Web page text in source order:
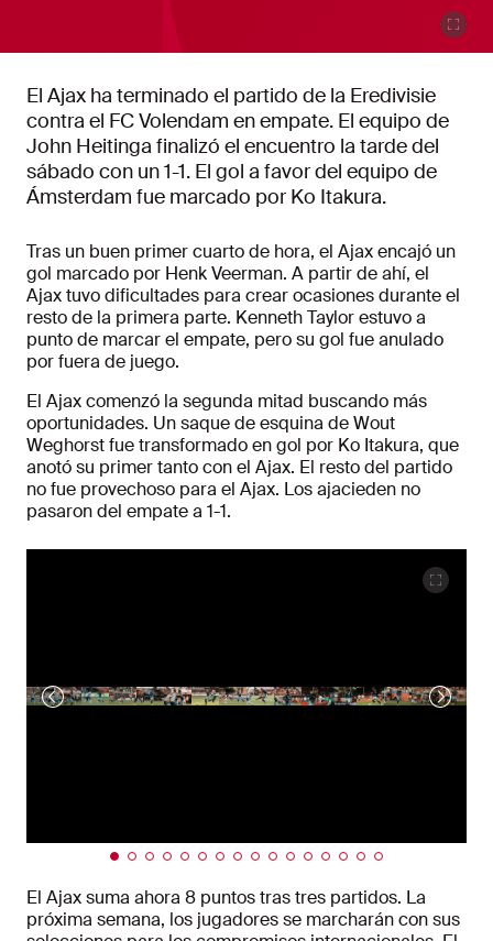
El Ajax ha terminado el partido de la Eredivisie
contra el FC Volendam en empate. El equipo de
John Heitinga finalizó el encuentro la tarde del
sábado con un 1-1. El gol a favor del equipo de
Ámsterdam fue marcado por Ko Itakura.
Tras un buen primer cuarto de hora, el Ajax encajó un
gol marcado por Henk Veerman. A partir de ahí, el
Ajax tuvo dificultades para crear ocasiones durante el
resto de la primera parte. Kenneth Taylor estuvo a
punto de marcar el empate, pero su gol fue anulado
por fuera de juego.
El Ajax comenzó la segunda mitad buscando más
oportunidades. Un saque de esquina de Wout
Weghorst fue transformado en gol por Ko Itakura, que
anotó su primer tanto con el Ajax. El resto del partido
no fue provechoso para el Ajax. Los ajacieden no
pasaron del empate a 1-1.
El Ajax suma ahora 8 puntos tras tres partidos. La
próxima semana, los jugadores se marcharán con sus